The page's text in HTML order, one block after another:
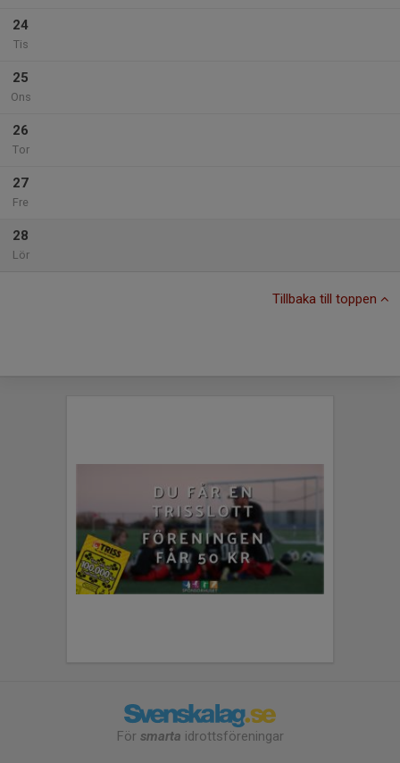
24
Tis
25
Ons
26
Tor
27
Fre
28
Lör
Tillbaka till toppen
För smarta idrottsföreningar